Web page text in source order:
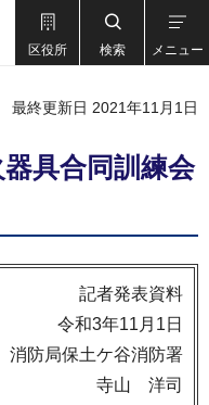
区役所 検索 メニュー
最終更新日 2021年11月1日
器具合同訓練会
記者発表資料
令和3年11月1日
消防局保土ケ谷消防署
寺山 洋司